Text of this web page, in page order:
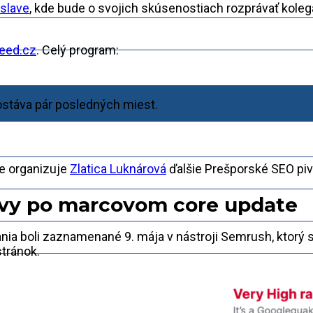
, kde bude o svojich skúsenostiach rozprávať
. Celý program:
pár posledných miest.
organizuje Zlatica Luknárováďalšie Prešporské SEO
po marcovom core update
boli zaznamenané 9. mája v nástroji Semrush, ktorý